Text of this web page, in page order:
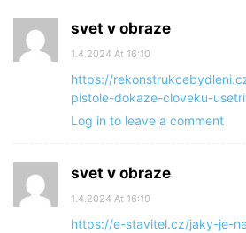
svet v obraze
1.4.2024 At 16:10
https://
pistole-dokaze-cloveku-
Log in to leave a comment
svet v obraze
1.4.2024 At 16:10
https://e-stavitel.cz/jaky-je-